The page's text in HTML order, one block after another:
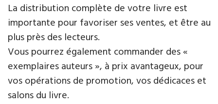
La distribution complète de votre livre est
importante pour favoriser ses ventes, et être au
plus près des lecteurs.
Vous pourrez également commander des «
exemplaires auteurs », à prix avantageux, pour
vos opérations de promotion, vos dédicaces et
salons du livre.